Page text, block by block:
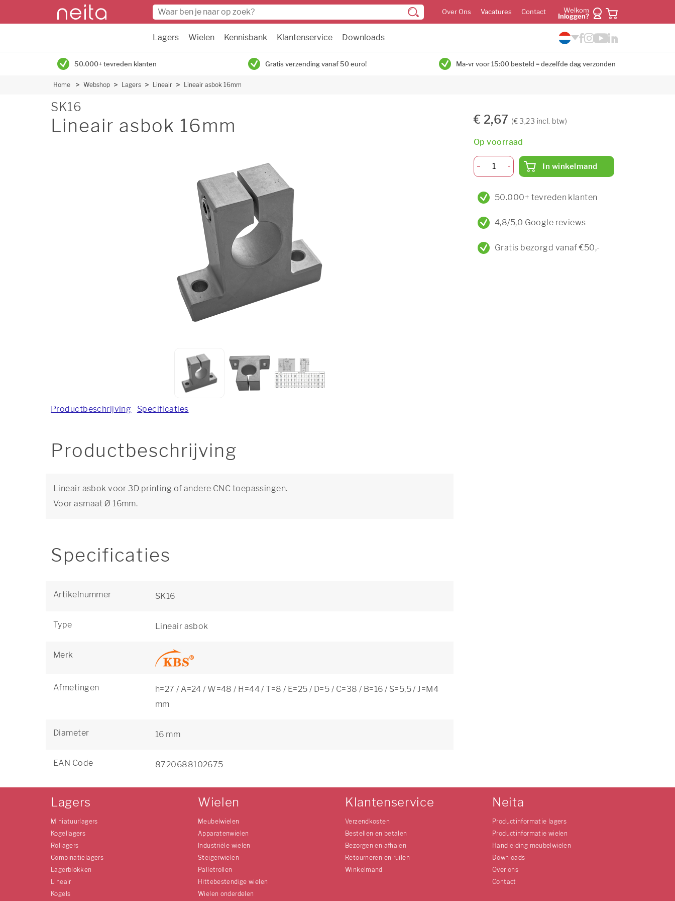
Over Ons Vacatures Contact
Welkom
Inloggen?
Lagers Wielen Kennisbank Klantenservice Downloads
50.000+ tevreden klanten Gratis verzending vanaf 50 euro! Ma-vr voor 15:00 besteld = dezelfde dag verzonden
Home Webshop Lagers Lineair Lineair asbok 16mm
SK16
Lineair asbok 16mm
Productbeschrijving Specificaties
Productbeschrijving
Lineair asbok voor 3D printing of andere CNC toepassingen.
Voor asmaat Ø 16mm.
Specificaties
Artikelnummer SK16
Type Lineair asbok
Merk
Afmetingen
h=27 / A=24 / W=48 / H=44 / T=8 / E=25 / D=5 / C=38 / B=16 / S=5,5 / J=M4
mm
Diameter 16 mm
EAN Code 8720688102675
€ 2,67 (€ 3,23 incl. btw)
Op voorraad
In winkelmand
50.000+ tevreden klanten
4,8/5,0 Google reviews
Gratis bezorgd vanaf €50,-
Lagers
Miniatuurlagers
Kogellagers
Rollagers
Combinatielagers
Lagerblokken
Lineair
Kogels
Wielen
Meubelwielen
Apparatenwielen
Industriële wielen
Steigerwielen
Palletrollen
Hittebestendige wielen
Wielen onderdelen
Klantenservice
Verzendkosten
Bestellen en betalen
Bezorgen en afhalen
Retourneren en ruilen
Winkelmand
Neita
Productinformatie lagers
Productinformatie wielen
Handleiding meubelwielen
Downloads
Over ons
Contact